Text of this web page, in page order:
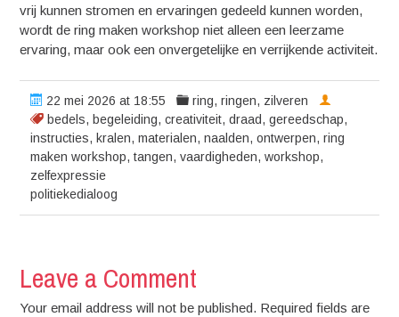
vrij kunnen stromen en ervaringen gedeeld kunnen worden,
wordt de ring maken workshop niet alleen een leerzame
ervaring, maar ook een onvergetelijke en verrijkende activiteit.
22 mei 2026 at 18:55 ring,ringen, zilveren
bedels, begeleiding,creativiteit,draad,gereedschap,
instructies, kralen,materialen,naalden,ontwerpen,ring
maken workshop,tangen,vaardigheden,workshop,
zelfexpressie
politiekedialoog
Leave a Comment
Your email address will not be published. Required fields are